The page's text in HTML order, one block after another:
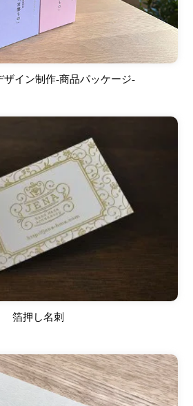
ザイン制作-商品パッケージ-
箔押し名刺